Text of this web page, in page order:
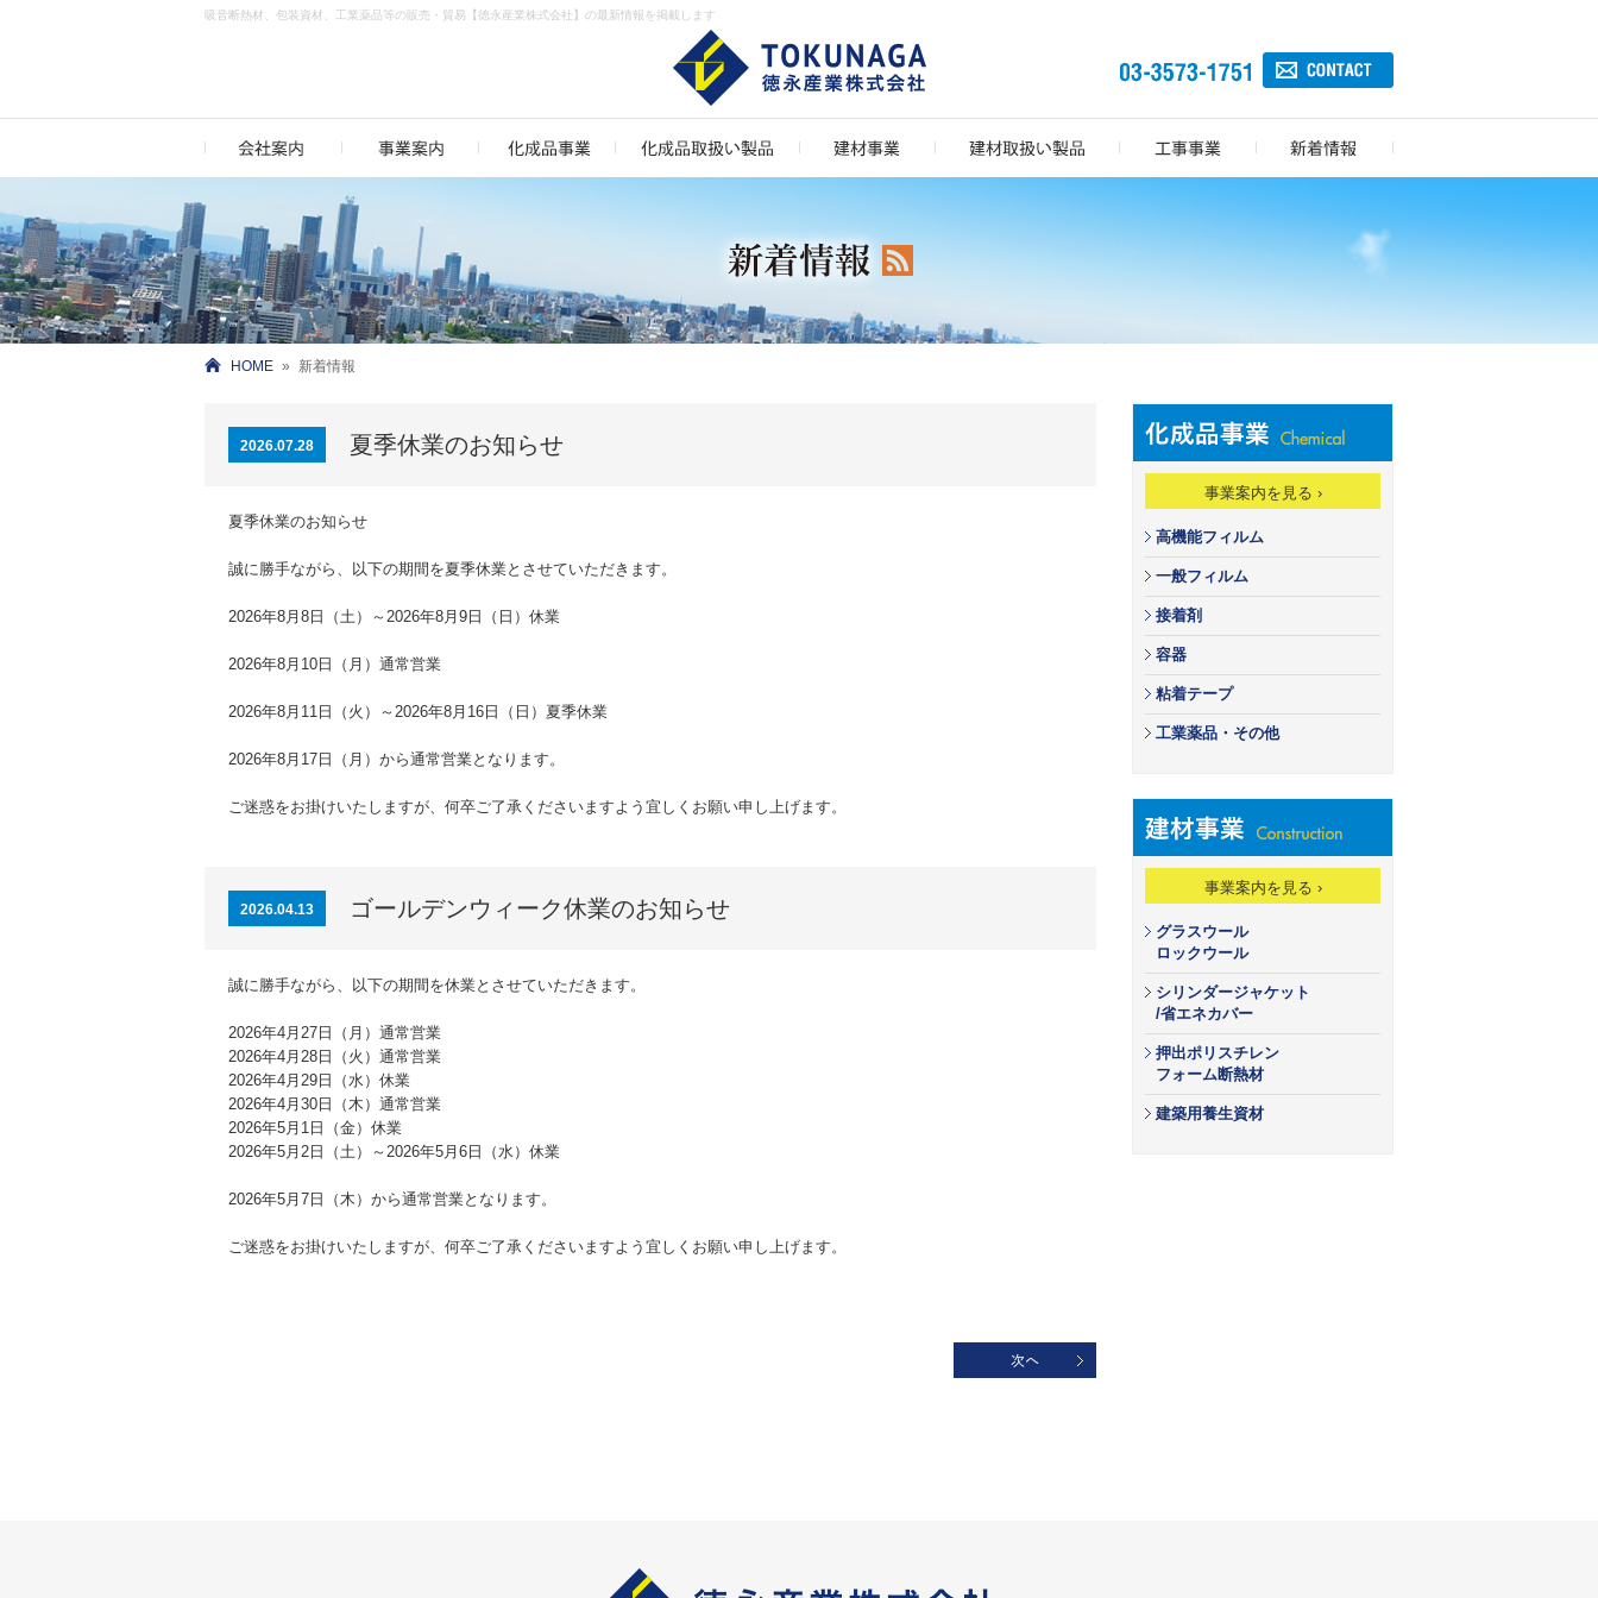
吸音断熱材、包装資材、工業薬品等の販売・貿易【徳永産業株式会社】の最新情報を掲載します
HOME » 新着情報
2026.07.28 夏季休業のお知らせ
夏季休業のお知らせ
誠に勝手ながら、以下の期間を夏季休業とさせていただきます。
2026年8月8日（土）～2026年8月9日（日）休業
2026年8月10日（月）通常営業
2026年8月11日（火）～2026年8月16日（日）夏季休業
2026年8月17日（月）から通常営業となります。
ご迷惑をお掛けいたしますが、何卒ご了承くださいますよう宜しくお願い申し上げます。
2026.04.13 ゴールデンウィーク休業のお知らせ
誠に勝手ながら、以下の期間を休業とさせていただきます。
2026年4月27日（月）通常営業
2026年4月28日（火）通常営業
2026年4月29日（水）休業
2026年4月30日（木）通常営業
2026年5月1日（金）休業
2026年5月2日（土）～2026年5月6日（水）休業
2026年5月7日（木）から通常営業となります。
ご迷惑をお掛けいたしますが、何卒ご了承くださいますよう宜しくお願い申し上げます。
事業案内を見る ›
高機能フィルム
一般フィルム
接着剤
容器
粘着テープ
工業薬品・その他
事業案内を見る ›
グラスウール
ロックウール
シリンダージャケット
/省エネカバー
押出ポリスチレン
フォーム断熱材
建築用養生資材